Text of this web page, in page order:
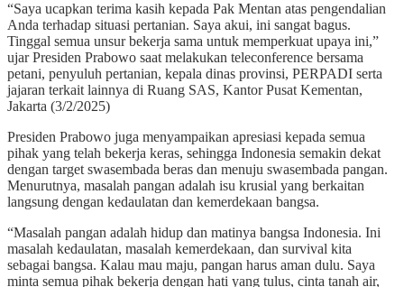
“Saya ucapkan terima kasih kepada Pak Mentan atas pengendalian
Anda terhadap situasi pertanian. Saya akui, ini sangat bagus.
Tinggal semua unsur bekerja sama untuk memperkuat upaya ini,”
ujar Presiden Prabowo saat melakukan teleconference bersama
petani, penyuluh pertanian, kepala dinas provinsi, PERPADI serta
jajaran terkait lainnya di Ruang SAS, Kantor Pusat Kementan,
Jakarta (3/2/2025)
Presiden Prabowo juga menyampaikan apresiasi kepada semua
pihak yang telah bekerja keras, sehingga Indonesia semakin dekat
dengan target swasembada beras dan menuju swasembada pangan.
Menurutnya, masalah pangan adalah isu krusial yang berkaitan
langsung dengan kedaulatan dan kemerdekaan bangsa.
“Masalah pangan adalah hidup dan matinya bangsa Indonesia. Ini
masalah kedaulatan, masalah kemerdekaan, dan survival kita
sebagai bangsa. Kalau mau maju, pangan harus aman dulu. Saya
minta semua pihak bekerja dengan hati yang tulus, cinta tanah air,